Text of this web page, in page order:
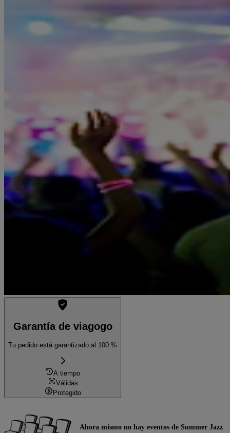
Garantía de viagogo
Tu pedido está garantizado al 100 %
A tiempo
Válidas
Protegido
Ahora mismo no hay eventos de Summer Jazz